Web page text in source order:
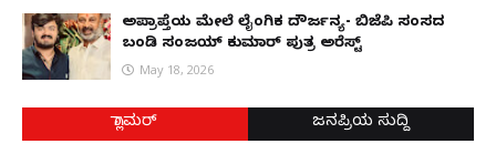
ಅಪ್ರಾಪ್ತೆಯ ಮೇಲೆ ಲೈಂಗಿಕ ದೌರ್ಜನ್ಯ- ಬಿಜೆಪಿ ಸಂಸದ
ಬಂಡಿ ಸಂಜಯ್ ಕುಮಾರ್ ಪುತ್ರ ಅರೆಸ್ಟ್
May 18, 2026
ಗ್ಲಾಮರ್ ಜನಪ್ರಿಯ ಸುದ್ದಿ